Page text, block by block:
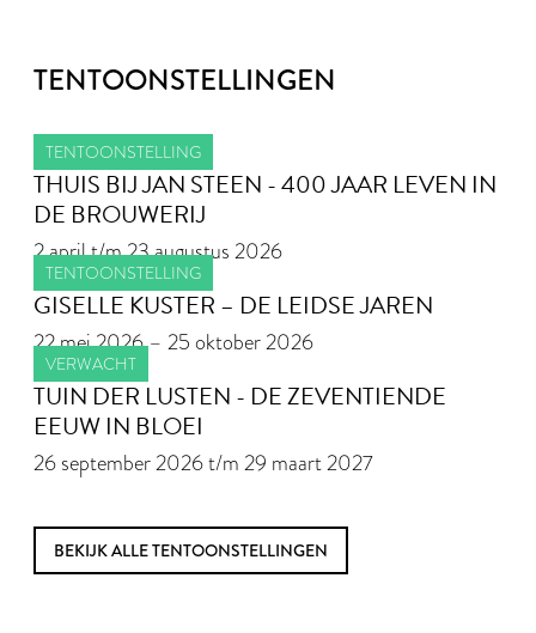
TENTOONSTELLINGEN
TENTOONSTELLING
THUIS BIJ JAN STEEN - 400 JAAR LEVEN IN
DE BROUWERIJ
2 april t/m 23 augustus 2026
TENTOONSTELLING
GISELLE KUSTER – DE LEIDSE JAREN
22 mei 2026 – 25 oktober 2026
VERWACHT
TUIN DER LUSTEN - DE ZEVENTIENDE
EEUW IN BLOEI
26 september 2026 t/m 29 maart 2027
BEKIJK ALLE TENTOONSTELLINGEN